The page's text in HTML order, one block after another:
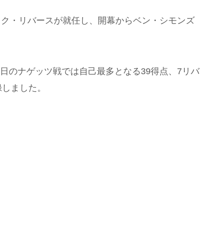
・リバースが就任し、開幕からベン・シモンズ
のナゲッツ戦では自己最多となる39得点、7リバ
ました。